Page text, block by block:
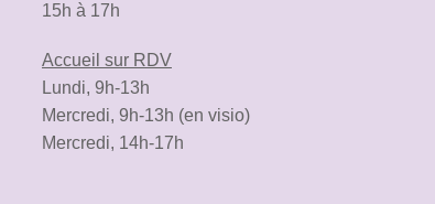
15h à 17h
Accueil sur RDV
Lundi, 9h-13h
Mercredi, 9h-13h (en visio)
Mercredi, 14h-17h